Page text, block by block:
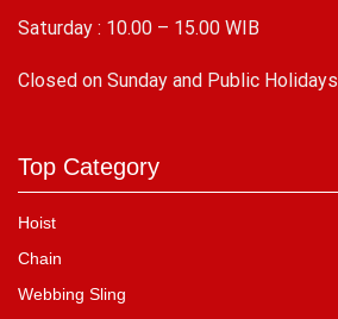
Saturday : 10.00 – 15.00 WIB
Closed on Sunday and Public Holidays
Top Category
Hoist
Chain
Webbing Sling